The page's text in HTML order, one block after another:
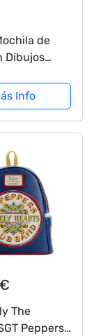
de
Dibujos
Info
The
Peppers